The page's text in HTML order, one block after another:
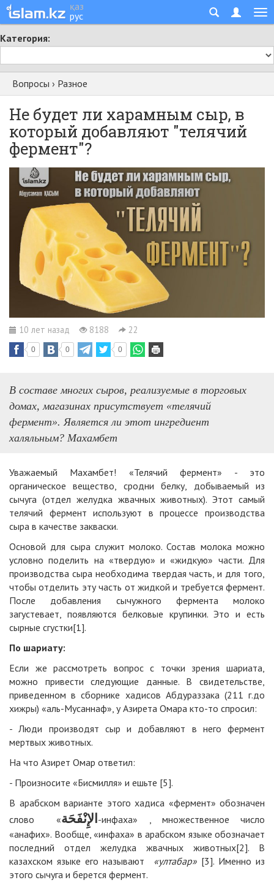
қаз
рус
Категория:
Вопросы › Разное
Не будет ли харамным сыр, в
который добавляют "телячий
фермент"?
10 лет назад 8188 22
0 0 0
В составе многих сыров, реализуемые в торговых
домах, магазинах присутствует «телячий
фермент». Является ли этот ингредиент
халяльным? Махамбет
Уважаемый Махамбет! «Телячий фермент» - это
органическое вещество, сродни белку, добываемый из
сычуга (отдел желудка жвачных животных). Этот самый
телячий фермент используют в процессе производства
сыра в качестве закваски.
Основой для сыра служит молоко. Состав молока можно
условно поделить на «твердую» и «жидкую» части. Для
производства сыра необходима твердая часть, и для того,
чтобы отделить эту часть от жидкой и требуется фермент.
После добавления сычужного фермента молоко
загустевает, появляются белковые крупинки. Это и есть
сырные сгустки[1].
По шариату:
Если же рассмотреть вопрос с точки зрения шариата,
можно привести следующие данные. В свидетельстве,
приведенном в сборнике хадисов Абдураззака (211 г.до
хижры) «аль-Мусаннаф», у Азирета Омара кто-то спросил:
- Люди производят сыр и добавляют в него фермент
мертвых животных.
На что Азирет Омар ответил:
- Произносите «Бисмилля» и ешьте [5].
В арабском варианте этого хадиса «фермент» обозначен
слово «الإِنْفَحَة -инфаха» , множественное число
«анафих». Вообще, «инфаха» в арабском языке обозначает
последний отдел желудка жвачных животных[2]. В
казахском языке его называют
«ултабар» [3]. Именно из
этого сычуга и берется фермент.